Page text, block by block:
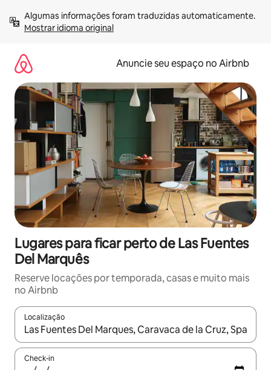
para
Mostrar idioma original
Anuncie seu espaço no Airbnb
Lugares para ficar perto de Las Fuentes
Del Marquês
Reserve locações por temporada, casas e muito mais
no Airbnb
Localização
Quando os resultados estiverem disponíveis, explore-os
Check-in